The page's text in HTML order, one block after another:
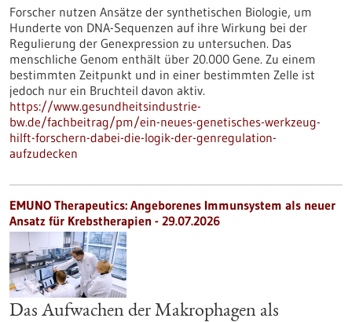
Forscher nutzen Ansätze der synthetischen Biologie, um
Hunderte von DNA-Sequenzen auf ihre Wirkung bei der
Regulierung der Genexpression zu untersuchen. Das
menschliche Genom enthält über 20.000 Gene. Zu einem
bestimmten Zeitpunkt und in einer bestimmten Zelle ist
jedoch nur ein Bruchteil davon aktiv.
https://www.gesundheitsindustrie-
bw.de/fachbeitrag/pm/ein-neues-genetisches-werkzeug-
hilft-forschern-dabei-die-logik-der-genregulation-
aufzudecken
EMUNO Therapeutics: Angeborenes Immunsystem als neuer
Ansatz für Krebstherapien - 29.07.2026
Das Aufwachen der Makrophagen als